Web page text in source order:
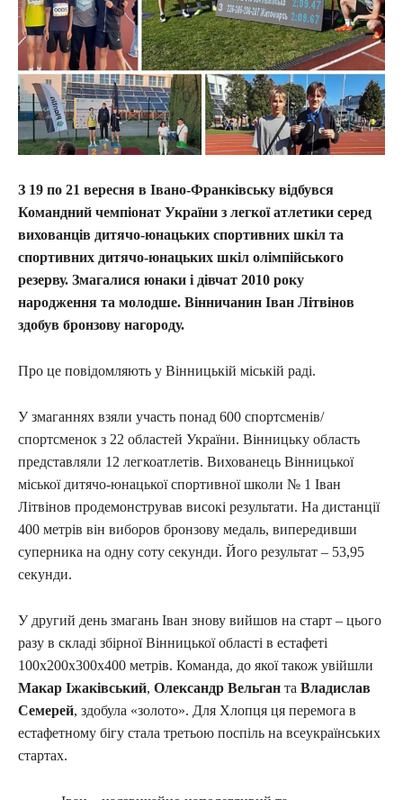
З 19 по 21 вересня в Івано-Франківську відбувся
Командний чемпіонат України з легкої атлетики серед
вихованців дитячо-юнацьких спортивних шкіл та
спортивних дитячо-юнацьких шкіл олімпійського
резерву. Змагалися юнаки і дівчат 2010 року
народження та молодше. Вінничанин Іван Літвінов
здобув бронзову нагороду.
Про це повідомляють у Вінницькій міській раді.
У змаганнях взяли участь понад 600 спортсменів/
спортсменок з 22 областей України. Вінницьку область
представляли 12 легкоатлетів. Вихованець Вінницької
міської дитячо-юнацької спортивної школи № 1 Іван
Літвінов продемонстрував високі результати. На дистанції
400 метрів він виборов бронзову медаль, випередивши
суперника на одну соту секунди. Його результат – 53,95
секунди.
У другий день змагань Іван знову вийшов на старт – цього
разу в складі збірної Вінницької області в естафеті
100х200х300х400 метрів. Команда, до якої також увійшли
Макар Іжаківський, Олександр Вельган та Владислав
Семерей, здобула «золото». Для Хлопця ця перемога в
естафетному бігу стала третьою поспіль на всеукраїнських
стартах.